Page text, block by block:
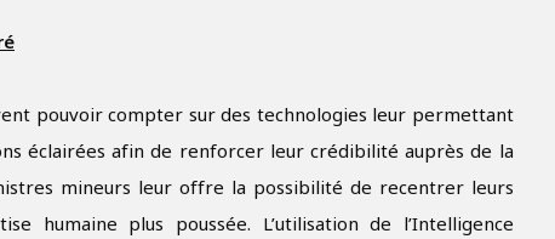
pouvoir compter sur des technologies leur permettant
éclairées afin de renforcer leur crédibilité auprès de la
mineurs leur offre la possibilité de recentrer leurs
humaine plus poussée. L’utilisation de l’Intelligence